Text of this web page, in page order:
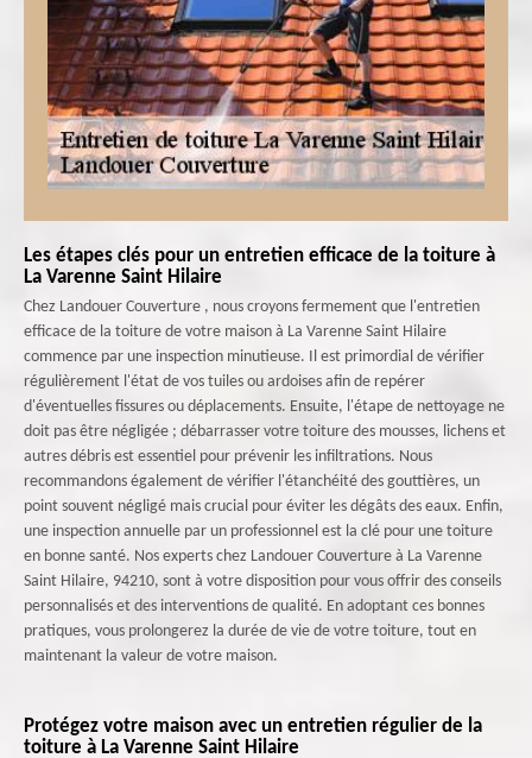
Les étapes clés pour un entretien efficace de la toiture à
La Varenne Saint Hilaire
Chez Landouer Couverture , nous croyons fermement que l'entretien
efficace de la toiture de votre maison à La Varenne Saint Hilaire
commence par une inspection minutieuse. Il est primordial de vérifier
régulièrement l'état de vos tuiles ou ardoises afin de repérer
d'éventuelles fissures ou déplacements. Ensuite, l'étape de nettoyage ne
doit pas être négligée ; débarrasser votre toiture des mousses, lichens et
autres débris est essentiel pour prévenir les infiltrations. Nous
recommandons également de vérifier l'étanchéité des gouttières, un
point souvent négligé mais crucial pour éviter les dégâts des eaux. Enfin,
une inspection annuelle par un professionnel est la clé pour une toiture
en bonne santé. Nos experts chez Landouer Couverture à La Varenne
Saint Hilaire, 94210, sont à votre disposition pour vous offrir des conseils
personnalisés et des interventions de qualité. En adoptant ces bonnes
pratiques, vous prolongerez la durée de vie de votre toiture, tout en
maintenant la valeur de votre maison.
Protégez votre maison avec un entretien régulier de la
toiture à La Varenne Saint Hilaire